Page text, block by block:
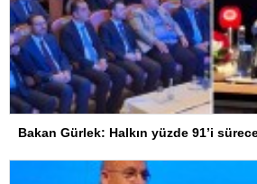
Bakan Gürlek: Halkın yüzde 91’i